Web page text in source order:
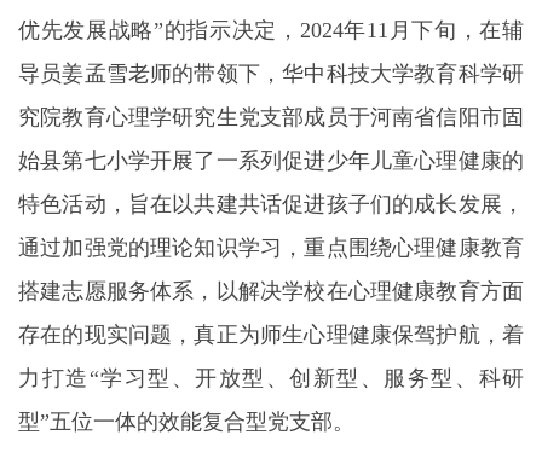
优先发展战略”的指示决定， 2024年11 月下旬，在辅
导员姜孟雪老师的带领下，华中科技大学教育科学研
究院教育心理学研究生党支部成员于河南省信阳市固
始县第七小学开展了一系列促进少年儿童心理健康的
特色活动，旨在以共建共话促进孩子们的成长发展，
通过加强党的理论知识学习，重点围绕心理健康教育
搭建志愿服务体系，以解决学校在心理健康教育方面
存在的现实问题，真正为师生心理健康保驾护航，着
力 打造“学习型、开放型、创新型、服务型、科研
型”五位一体的效能复合型党支部。